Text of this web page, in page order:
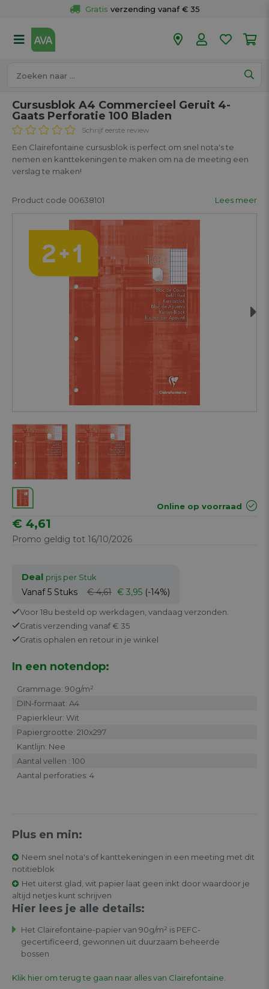
Gratis verzending vanaf € 35
50 winkels
Cursusblok A4 Commercieel Geruit 4-
Gaats Perforatie 100 Bladen
Schrijf eerste review
Een Clairefontaine cursusblok is perfect om snel nota's te
nemen en kanttekeningen te maken om na de meeting een
verslag te maken!
Product code 00638101 Lees meer
Online op voorraad
€ 4,61
Promo geldig tot 16/10/2026
Deal prijs per Stuk
Vanaf 5 Stuks € 4,61 € 3,95 (-14%)
Voor 18u besteld op werkdagen, vandaag verzonden.
Gratisverzending vanaf € 35
Gratis ophalen en retour in je winkel
In een notendop:
Grammage: 90g/m²
DIN-formaat: A4
Papierkleur: Wit
Papiergrootte: 210x297
Kantlijn: Nee
Aantal vellen : 100
Aantal perforaties: 4
Plus en min:
Neem snel nota's of kanttekeningen in een meeting met dit
notitieblok
Het uiterst glad, wit papier laat geen inkt door waardoor je
altijd netjes kunt schrijven
Hier lees je alle details:
Het Clairefontaine-papier van 90g/m² is PEFC-
gecertificeerd, gewonnen uit duurzaam beheerde
bossen
Klik hier om terug te gaan naar alles van Clairefontaine.